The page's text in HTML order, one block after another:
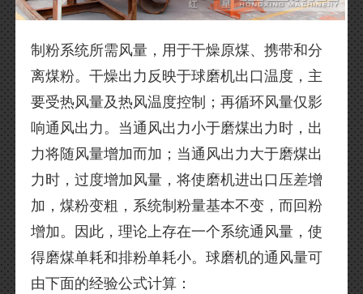
制粉系统所需风量，用于干燥原煤、携带和分
离煤粉。干燥出力反映于球磨机出口温度，主
要受热风量及热风温度控制；再循环风量仅影
响通风出力。当通风出力小于磨煤出力时，出
力将随风量增加而加；当通风出力大于磨煤出
力时，过度增加风量，将使磨机进出口压差增
加，煤粉变粗，系统制粉量基本不变，而回粉
增加。因此，理论上存在一个系统通风量，使
得磨煤单耗和排粉单耗小。球磨机的通风量可
由下面的经验公式计算：